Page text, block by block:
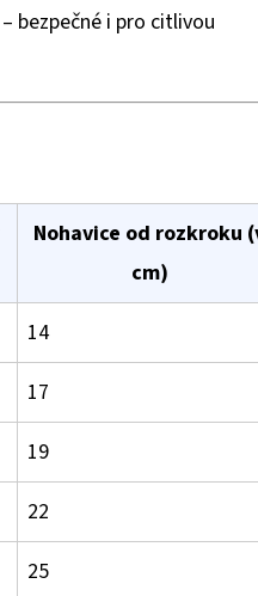
– bezpečné i pro citlivou
Nohavice od rozkroku
cm)
14
17
19
22
25